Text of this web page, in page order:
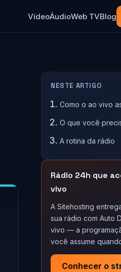
VídeoÁudioWeb TVBlog
NESTE ARTIGO
Como o ao vivo
O que você
A rotina da rádio
Rádio 24h que
vivo
A Sitehosting
sua rádio com Auto
vivo — a
você assume
Conhecer o